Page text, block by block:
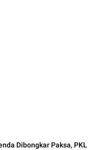
Dibongkar Paksa, PKL